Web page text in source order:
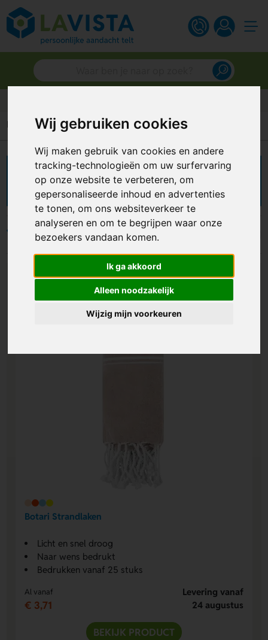
Wij gebruiken cookies
Wij maken gebruik van cookies en andere
tracking-technologieën om uw surfervaring
op onze website te verbeteren, om
gepersonaliseerde inhoud en advertenties
te tonen, om ons websiteverkeer te
analyseren en om te begrijpen waar onze
bezoekers vandaan komen.
Ik ga akkoord
Alleen noodzakelijk
Wijzig mijn voorkeuren
Home Strandartikelen Strandlakens
Strandlakens bedrukken
Filters
Individuele personalisatie
Botari Strandlaken
Licht en snel droog
Naar wens bedrukt
Bedrukken vanaf 25 stuks
Al vanaf
€ 3,71
Levering vanaf
24 augustus
BEKIJK PRODUCT